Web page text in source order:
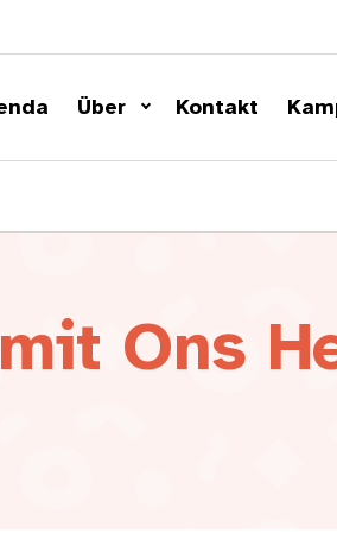
Über Kontakt
Ons